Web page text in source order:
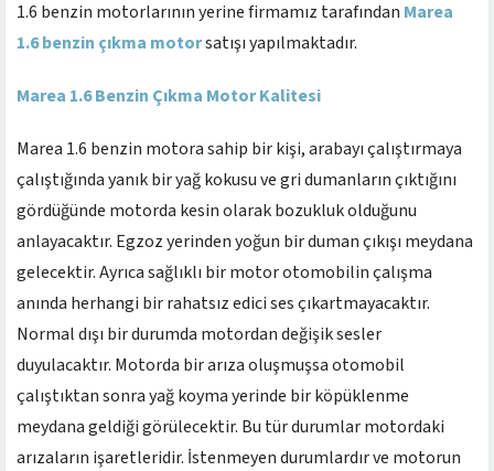
1.6 benzin motorlarının yerine firmamız tarafından Marea
1.6 benzin çıkma motorsatışı yapılmaktadır.
Marea 1.6 Benzin Çıkma Motor Kalitesi
Marea 1.6 benzin motora sahip bir kişi, arabayı çalıştırmaya
çalıştığında yanık bir yağ kokusu ve gri dumanların çıktığını
gördüğünde motorda kesin olarak bozukluk olduğunu
anlayacaktır. Egzoz yerinden yoğun bir duman çıkışı meydana
gelecektir. Ayrıca sağlıklı bir motor otomobilin çalışma
anında herhangi bir rahatsız edici ses çıkartmayacaktır.
Normal dışı bir durumda motordan değişik sesler
duyulacaktır. Motorda bir arıza oluşmuşsa otomobil
çalıştıktan sonra yağ koyma yerinde bir köpüklenme
meydana geldiği görülecektir. Bu tür durumlar motordaki
arızaların işaretleridir. İstenmeyen durumlardır ve motorun